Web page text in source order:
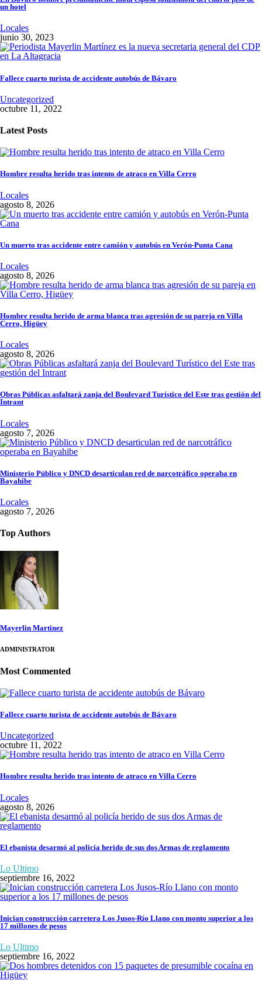
un hotel
Locales
junio 30, 2023
Fallece cuarto turista de accidente autobús de Bávaro
Uncategorized
octubre 11, 2022
Latest Posts
Hombre resulta herido tras intento de atraco en Villa Cerro
Locales
agosto 8, 2026
Un muerto tras accidente entre camión y autobús en Verón-Punta Cana
Locales
agosto 8, 2026
Hombre resulta herido de arma blanca tras agresión de su pareja en Villa
Cerro, Higüey
Locales
agosto 8, 2026
Obras Públicas asfaltará zanja del Boulevard Turístico del Este tras gestión del
Intrant
Locales
agosto 7, 2026
Ministerio Público y DNCD desarticulan red de narcotráfico operaba en
Bayahibe
Locales
agosto 7, 2026
Top Authors
Mayerlin Martinez
ADMINISTRATOR
Most Commented
Fallece cuarto turista de accidente autobús de Bávaro
Uncategorized
octubre 11, 2022
Hombre resulta herido tras intento de atraco en Villa Cerro
Locales
agosto 8, 2026
El ebanista desarmó al policía herido de sus dos Armas de reglamento
Lo Ultimo
septiembre 16, 2022
Inician construcción carretera Los Jusos-Río Llano con monto superior a los
17 millones de pesos
Lo Ultimo
septiembre 16, 2022